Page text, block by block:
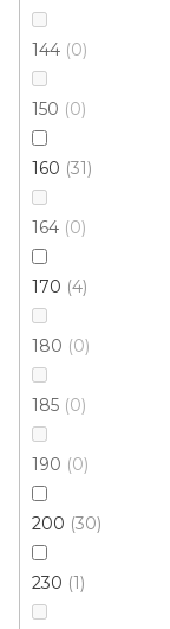
144 0
150 0
160 31
164 0
170 4
180 0
185 0
190 0
200 30
230 1
Kusový
od749 Kč
65x110 cm